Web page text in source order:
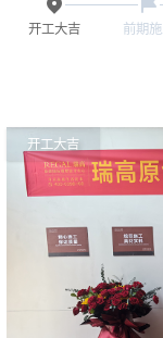
开工大吉 前期
开工大吉